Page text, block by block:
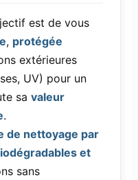
est de vous
, protégée
extérieures
UV) pour un
sa valeur
.
de nettoyage par
et
sans